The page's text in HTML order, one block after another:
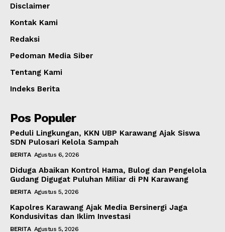
Disclaimer
Kontak Kami
Redaksi
Pedoman Media Siber
Tentang Kami
Indeks Berita
Pos Populer
Peduli Lingkungan, KKN UBP Karawang Ajak Siswa
SDN Pulosari Kelola Sampah
BERITA Agustus 6, 2026
Diduga Abaikan Kontrol Hama, Bulog dan Pengelola
Gudang Digugat Puluhan Miliar di PN Karawang
BERITA Agustus 5, 2026
Kapolres Karawang Ajak Media Bersinergi Jaga
Kondusivitas dan Iklim Investasi
BERITA Agustus 5, 2026